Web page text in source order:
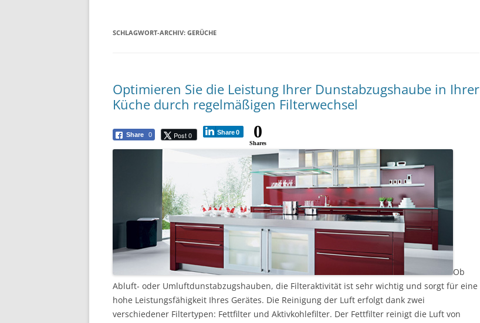
SCHLAGWORT-ARCHIV: GERÜCHE
Optimieren Sie die Leistung Ihrer Dunstabzugshaube in Ihrer
Küche durch regelmäßigen Filterwechsel
Share 0 Post 0 Share0 0
Shares
Ob
Abluft- oder Umluftdunstabzugshauben, die Filteraktivität ist sehr wichtig und sorgt für eine
hohe Leistungsfähigkeit Ihres Gerätes. Die Reinigung der Luft erfolgt dank zwei
verschiedener Filtertypen: Fettfilter und Aktivkohlefilter. Der Fettfilter reinigt die Luft von